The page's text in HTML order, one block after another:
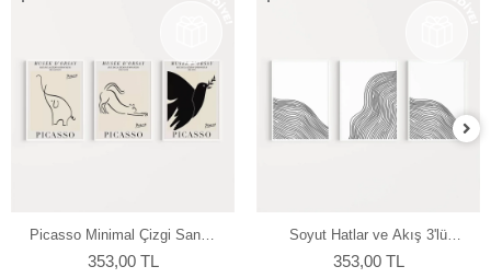
Picasso Minimal Çizgi Sanatı
3'lü Poster
353,00 TL
Soyut Hatlar ve Akış 3'lü
Poster
353,00 TL